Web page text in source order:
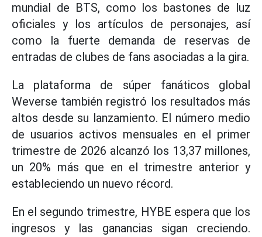
mundial de BTS, como los bastones de luz
oficiales y los artículos de personajes, así
como la fuerte demanda de reservas de
entradas de clubes de fans asociadas a la gira.
La plataforma de súper fanáticos global
Weverse también registró los resultados más
altos desde su lanzamiento. El número medio
de usuarios activos mensuales en el primer
trimestre de 2026 alcanzó los 13,37 millones,
un 20% más que en el trimestre anterior y
estableciendo un nuevo récord.
En el segundo trimestre, HYBE espera que los
ingresos y las ganancias sigan creciendo.